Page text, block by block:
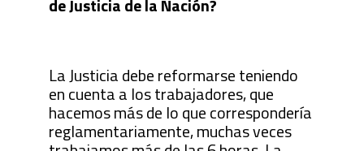
de Justicia de la Nación?
La Justicia debe reformarse teniendo
en cuenta a los trabajadores, que
hacemos más de lo que correspondería
reglamentariamente, muchas veces